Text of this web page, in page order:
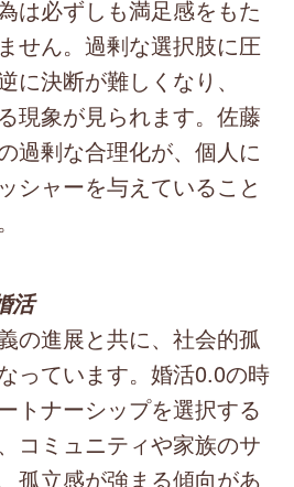
は必ずしも満足感をもた
せん。過剰な選択肢に圧
に決断が難しくなり、
現象が見られます。佐藤
過剰な合理化が、個人に
シャーを与えていること
活
の進展と共に、社会的孤
っています。婚活0.0の時
トナーシップを選択する
コミュニティや家族のサ
孤立感が強まる傾向があ